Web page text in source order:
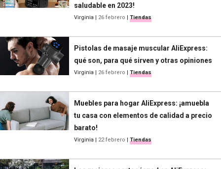
saludable en 2023!
Virginia | 26 febrero | Tiendas
Pistolas de masaje muscular AliExpress:
qué son, para qué sirven y otras opiniones
Virginia | 26 febrero | Tiendas
Muebles para hogar AliExpress: ¡amuebla
tu casa con elementos de calidad a precio
barato!
Virginia | 22 febrero | Tiendas